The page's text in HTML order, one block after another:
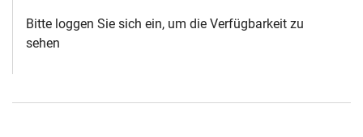
Bitte loggen Sie sich ein, um die Verfügbarkeit zu
sehen